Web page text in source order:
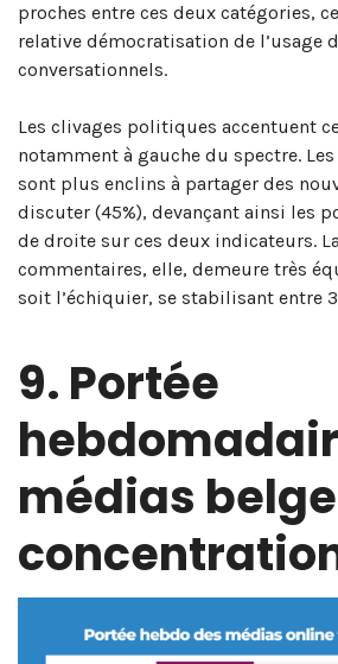
proches entre ces deux catégories,
relative démocratisation de l’usage
conversationnels.
Les clivages politiques accentuent
notamment à gauche du spectre.
sont plus enclins à partager des
discuter (45%), devançant ainsi les
de droite sur ces deux indicateurs.
commentaires, elle, demeure très
soit l’échiquier, se stabilisant entre
9. Portée
médias